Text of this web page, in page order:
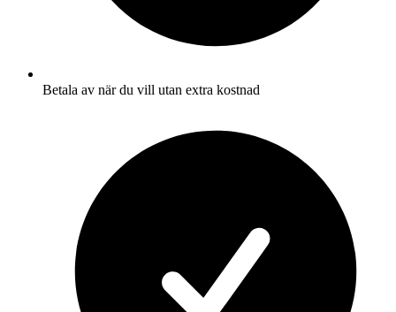
Betala av när du vill utan extra kostnad